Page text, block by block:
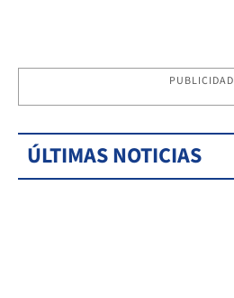
PUBLICIDAD
ÚLTIMAS NOTICIAS